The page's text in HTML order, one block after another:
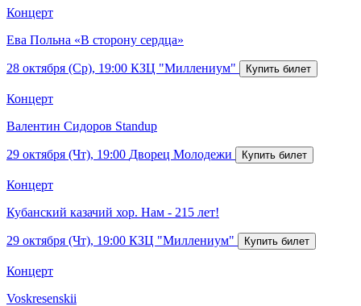
Концерт
Ева Польна «В сторону сердца»
28 октября (Ср), 19:00 КЗЦ "Миллениум"
Концерт
Валентин Сидоров Standup
29 октября (Чт), 19:00 Дворец Молодежи
Концерт
Кубанский казачий хор. Нам - 215 лет!
29 октября (Чт), 19:00 КЗЦ "Миллениум"
Концерт
Voskresenskii